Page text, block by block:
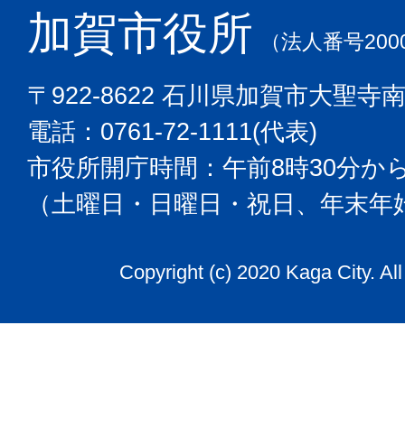
加賀市役所 （法人番号
〒922-8622 石川県加賀市大聖寺
電話：0761-72-1111(代表)
市役所開庁時間：午前8時30分か
（土曜日・日曜日・祝日、年末
Copyright (c) 2020 Kaga City.